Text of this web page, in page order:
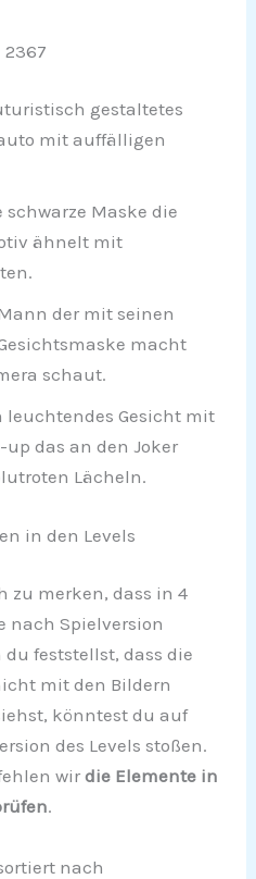
gestaltetes
mit auffälligen
schwarze Maske die
ähnelt mit
der mit seinen
macht
schaut.
leuchtendes Gesicht mit
das an den Joker
Lächeln.
in den Levels
zu merken, dass in 4
nach Spielversion
feststellst, dass die
mit den Bildern
könntest du auf
des Levels stoßen.
wirdie Elemente in
.
nach